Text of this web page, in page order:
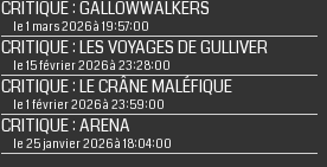
CRITIQUE : GALLOWWALKERS
le 1 mars 2026 à 19:57:00
CRITIQUE : LES VOYAGES DE GULLIVER
le 15 février 2026 à 23:28:00
CRITIQUE : LE CRÂNE MALÉFIQUE
le 1 février 2026 à 23:59:00
CRITIQUE : ARENA
le 25 janvier 2026 à 18:04:00